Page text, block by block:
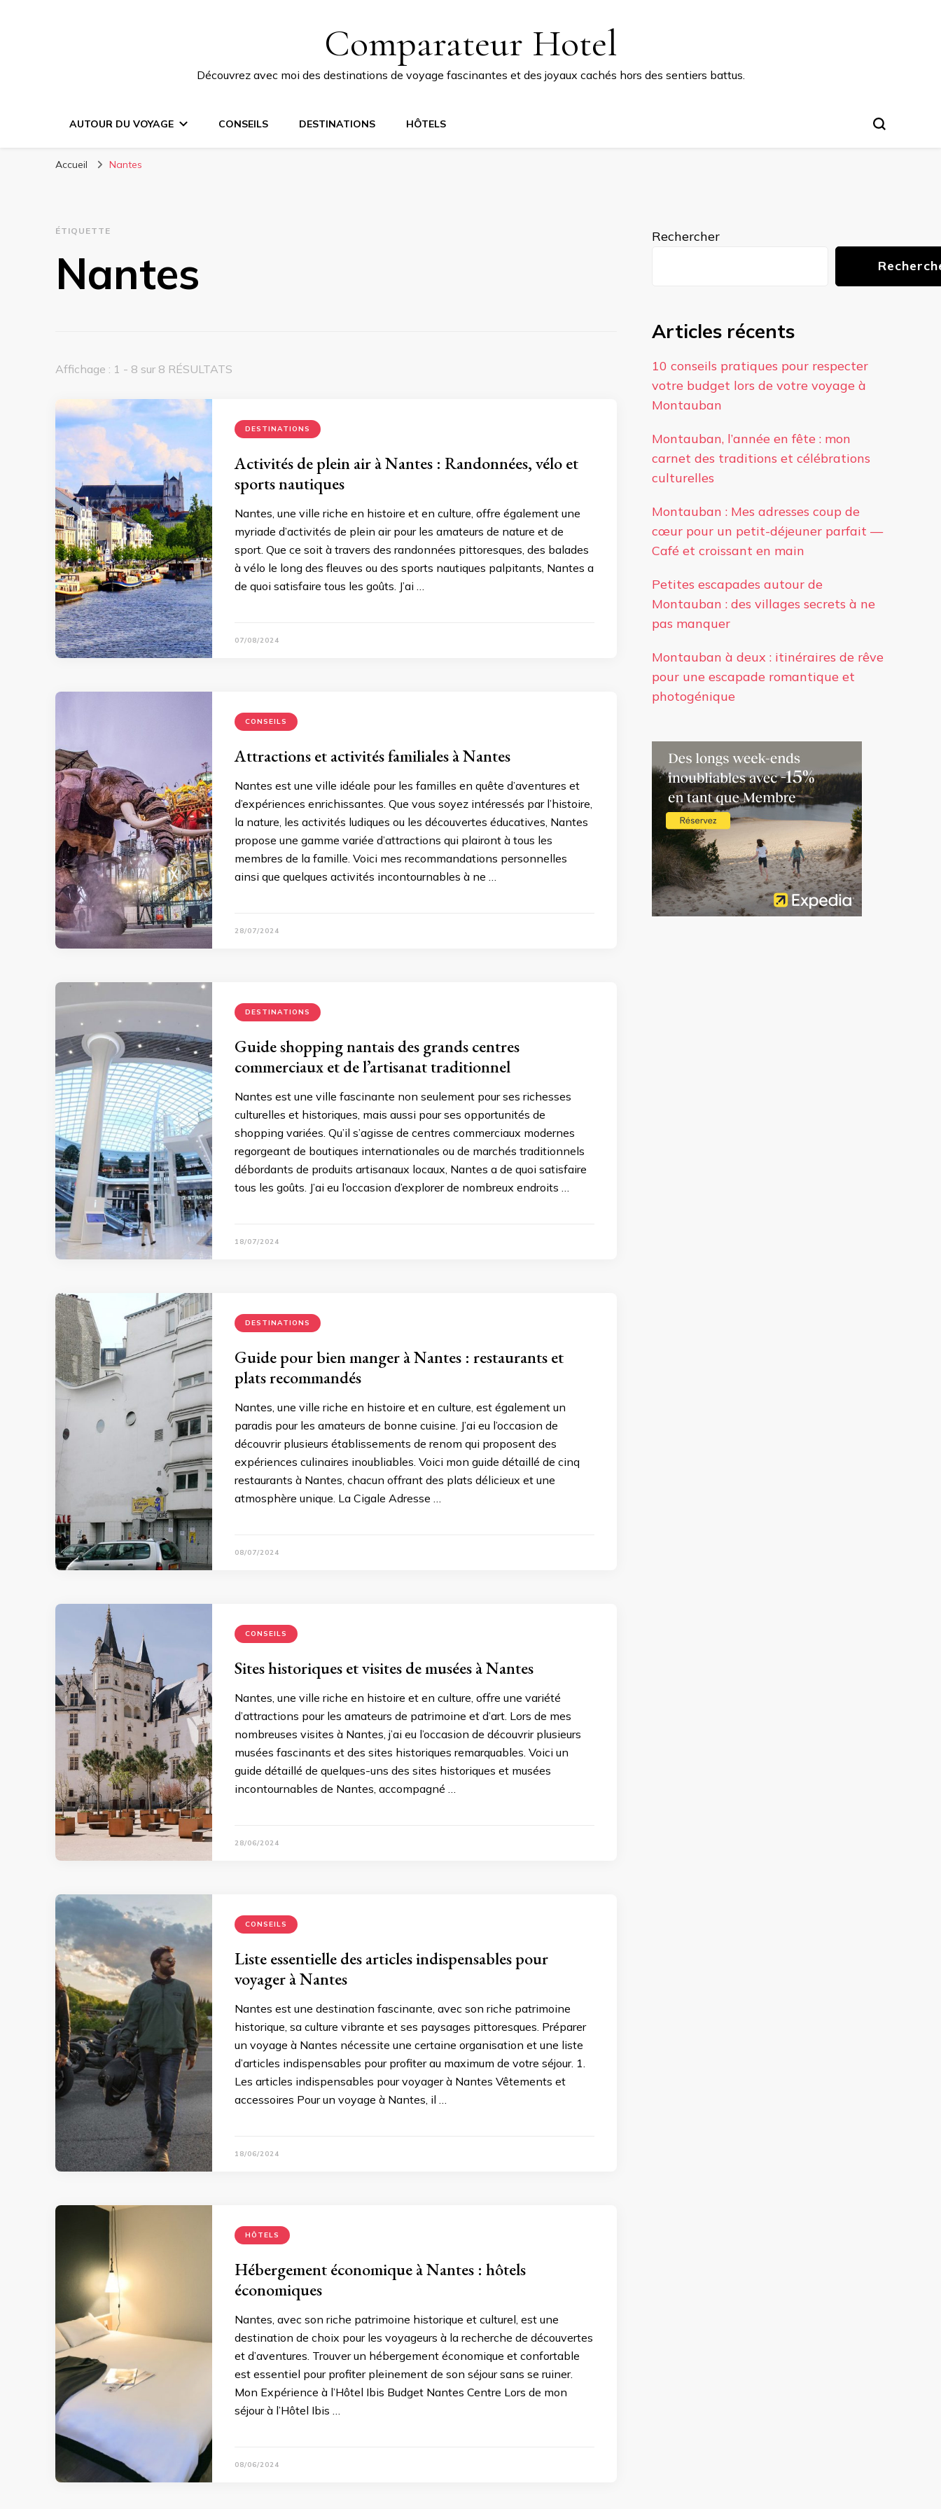
Comparateur Hotel
Découvrez avec moi des destinations de voyage fascinantes et des joyaux cachés hors des sentiers battus.
AUTOUR DU VOYAGE CONSEILS DESTINATIONS HÔTELS
Accueil Nantes
ÉTIQUETTE
Nantes
Affichage : 1 - 8 sur 8 RÉSULTATS
DESTINATIONS
Activités de plein air à Nantes : Randonnées, vélo et
sports nautiques
Nantes, une ville riche en histoire et en culture, offre également une
myriade d’activités de plein air pour les amateurs de nature et de
sport. Que ce soit à travers des randonnées pittoresques, des balades
à vélo le long des fleuves ou des sports nautiques palpitants, Nantes a
de quoi satisfaire tous les goûts. J’ai …
07/08/2024
CONSEILS
Attractions et activités familiales à Nantes
Nantes est une ville idéale pour les familles en quête d’aventures et
d’expériences enrichissantes. Que vous soyez intéressés par l’histoire,
la nature, les activités ludiques ou les découvertes éducatives, Nantes
propose une gamme variée d’attractions qui plairont à tous les
membres de la famille. Voici mes recommandations personnelles
ainsi que quelques activités incontournables à ne …
28/07/2024
DESTINATIONS
Guide shopping nantais des grands centres
commerciaux et de l’artisanat traditionnel
Nantes est une ville fascinante non seulement pour ses richesses
culturelles et historiques, mais aussi pour ses opportunités de
shopping variées. Qu’il s’agisse de centres commerciaux modernes
regorgeant de boutiques internationales ou de marchés traditionnels
débordants de produits artisanaux locaux, Nantes a de quoi satisfaire
tous les goûts. J’ai eu l’occasion d’explorer de nombreux endroits …
18/07/2024
DESTINATIONS
Guide pour bien manger à Nantes : restaurants et
plats recommandés
Nantes, une ville riche en histoire et en culture, est également un
paradis pour les amateurs de bonne cuisine. J’ai eu l’occasion de
découvrir plusieurs établissements de renom qui proposent des
expériences culinaires inoubliables. Voici mon guide détaillé de cinq
restaurants à Nantes, chacun offrant des plats délicieux et une
atmosphère unique. La Cigale Adresse …
08/07/2024
CONSEILS
Sites historiques et visites de musées à Nantes
Nantes, une ville riche en histoire et en culture, offre une variété
d’attractions pour les amateurs de patrimoine et d’art. Lors de mes
nombreuses visites à Nantes, j’ai eu l’occasion de découvrir plusieurs
musées fascinants et des sites historiques remarquables. Voici un
guide détaillé de quelques-uns des sites historiques et musées
incontournables de Nantes, accompagné …
28/06/2024
CONSEILS
Liste essentielle des articles indispensables pour
voyager à Nantes
Nantes est une destination fascinante, avec son riche patrimoine
historique, sa culture vibrante et ses paysages pittoresques. Préparer
un voyage à Nantes nécessite une certaine organisation et une liste
d’articles indispensables pour profiter au maximum de votre séjour. 1.
Les articles indispensables pour voyager à Nantes Vêtements et
accessoires Pour un voyage à Nantes, il …
18/06/2024
HÔTELS
Hébergement économique à Nantes : hôtels
économiques
Nantes, avec son riche patrimoine historique et culturel, est une
destination de choix pour les voyageurs à la recherche de découvertes
et d’aventures. Trouver un hébergement économique et confortable
est essentiel pour profiter pleinement de son séjour sans se ruiner.
Mon Expérience à l’Hôtel Ibis Budget Nantes Centre Lors de mon
séjour à l’Hôtel Ibis …
08/06/2024
Rechercher
Articles récents
10 conseils pratiques pour respecter
votre budget lors de votre voyage à
Montauban
Montauban, l’année en fête : mon
carnet des traditions et célébrations
culturelles
Montauban : Mes adresses coup de
cœur pour un petit-déjeuner parfait —
Café et croissant en main
Petites escapades autour de
Montauban : des villages secrets à ne
pas manquer
Montauban à deux : itinéraires de rêve
pour une escapade romantique et
photogénique